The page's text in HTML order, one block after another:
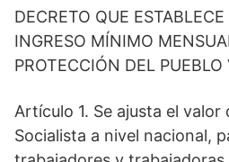
DECRETO QUE
INGRESO MÍNIMO
PROTECCIÓN DEL
Artículo 1. Se ajusta el
Socialista a nivel nacional,